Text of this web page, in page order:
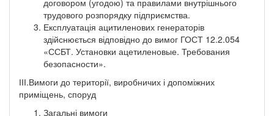
трудового розпорядку підприємства.
Експлуатація ацитиленових генераторів
здійснюється відповідно до вимог ГОСТ 12.2.054
«ССБТ. Установки ацетиленовые. Требования
безопасности».
ІІІ.Вимоги до території, виробничих і допоміжних
приміщень, споруд
Загальні вимоги